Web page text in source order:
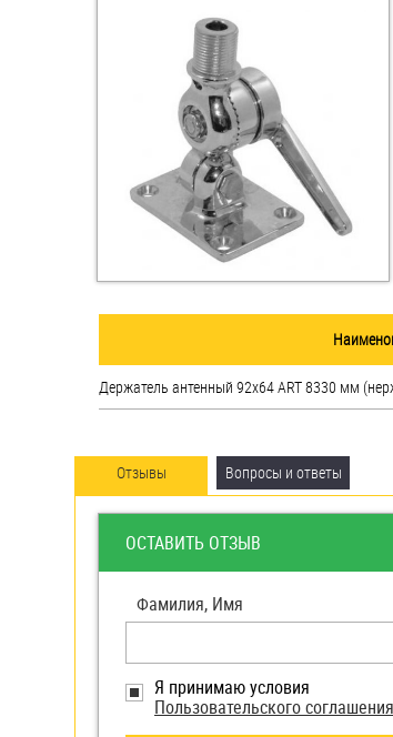
Дюймовый крепёж
Заклепки (Гайки-Заклепки)
метрической резьбой
Крюки, кольца с шурупной
Оснастка и аксессуары для
яхт
Пробки
Такелаж
Держатель антенный 92х64 ART 8330 мм
Отзывы Вопросы и ответы
ОСТАВИТЬ ОТЗЫВ
Фамилия, Имя
Я принимаю условия
Пользовательского соглашения